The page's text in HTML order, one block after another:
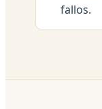
fallos.